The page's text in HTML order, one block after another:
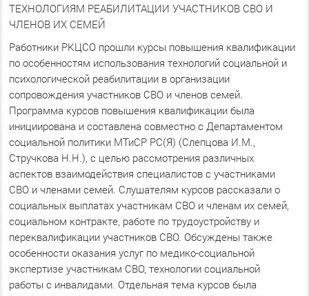
ТЕХНОЛОГИЯМ РЕАБИЛИТАЦИИ УЧАСТНИКОВ СВО И
ЧЛЕНОВ ИХ СЕМЕЙ
Работники РКЦСО прошли курсы повышения квалификации
по особенностям использования технологий социальной и
психологической реабилитации в организации
сопровождения участников СВО и членов семей.
Программа курсов повышения квалификации была
инициирована и составлена совместно с Департаментом
социальной политики МТиСР РС(Я) (Слепцова И.М.,
Стручкова Н.Н.), с целью рассмотрения различных
аспектов взаимодействия специалистов с участниками
СВО и членами семей. Слушателям курсов рассказали о
социальных выплатах участникам СВО и членам их семей,
социальном контракте, работе по трудоустройству и
переквалификации участников СВО. Обсуждены также
особенности оказания услуг по медико-социальной
экспертизе участникам СВО, технологии социальной
работы с инвалидами. Отдельная тема курсов была